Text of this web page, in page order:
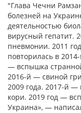
"Глава Чечни
болезней на
деятельностью
вирусный гепатит.
пневмонии. 2011
повторилась в
— вспышка
2016-й — свиной
2009 года. 2017-й
кори. 2019 год —
Украина», —